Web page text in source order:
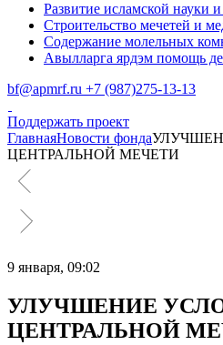
Развитие исламской науки
Строительство мечетей и
Содержание молельных
Авылларга ярдэм помощь
bf@apmrf.ru +7 (987)275-13-13
Поддержать проект
ГлавнаяНовости фонда
ЦЕНТРАЛЬНОЙ МЕЧЕТИ
9 января, 09:02
УЛУЧШЕНИЕ
ЦЕНТРАЛЬНОЙ